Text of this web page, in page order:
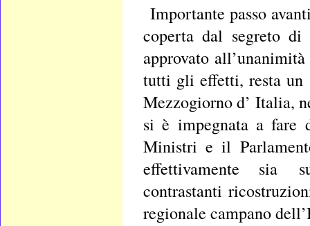
Importante passo
coperta dal segreto
approvato
tutti gli effetti, resta un
Mezzogiorno d’ Italia,
si è impegnata a fare
Ministri e il
effettivamente sia
contrastanti
regionale campano